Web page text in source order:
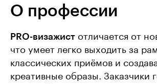
О профессии
PRO-визажист отличается от
что умеет легко выходить за
классических приёмов и
креативные образы. Заказчики